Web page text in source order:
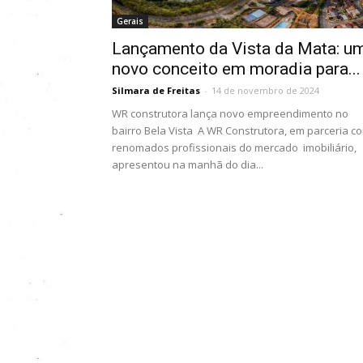
Gerais
Lançamento da Vista da Mata:
novo conceito em moradia para...
Silmara de Freitas - 14 de novembro de 2024
WR construtora lança novo empreendimento no
bairro Bela Vista A WR Construtora, em parceria
renomados profissionais do mercado imobiliário,
apresentou na manhã do dia...